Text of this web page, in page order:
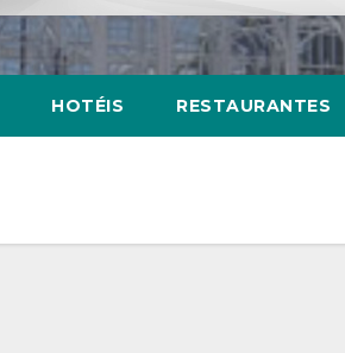
HOTÉIS RESTAURANTES